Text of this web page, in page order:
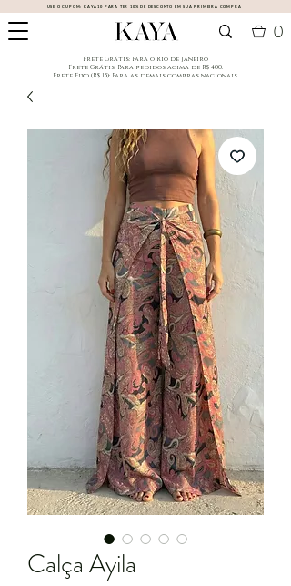
0
USE O CUPOM:KAYA10PARA TER 10% DE DESCONTO EM SUA PRIMEIRA COMPRA
​Frete Grátis: Para o Rio de Janeiro
​Frete Grátis: Para pedidos acima de R$ 400.
Frete Fixo (R$ 15): Para as demais compras nacionais.
Calça Ayila